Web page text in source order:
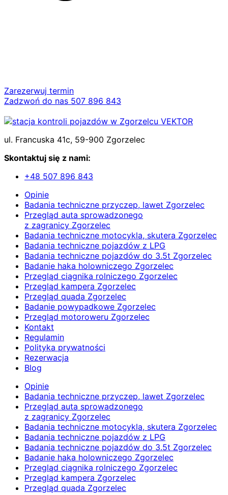
Zarezerwuj termin
Zadzwoń do nas 507 896 843
ul. Francuska 41c, 59-900 Zgorzelec
Skontaktuj się z nami:
+48 507 896 843
Opinie
Badania techniczne przyczep, lawet Zgorzelec
Przegląd auta sprowadzonego
z zagranicy Zgorzelec
Badania techniczne motocykla, skutera Zgorzelec
Badania techniczne pojazdów z LPG
Badania techniczne pojazdów do 3.5t Zgorzelec
Badanie haka holowniczego Zgorzelec
Przegląd ciągnika rolniczego Zgorzelec
Przegląd kampera Zgorzelec
Przegląd quada Zgorzelec
Badanie powypadkowe Zgorzelec
Przegląd motoroweru Zgorzelec
Kontakt
Regulamin
Polityka prywatności
Rezerwacja
Blog
Opinie
Badania techniczne przyczep, lawet Zgorzelec
Przegląd auta sprowadzonego
z zagranicy Zgorzelec
Badania techniczne motocykla, skutera Zgorzelec
Badania techniczne pojazdów z LPG
Badania techniczne pojazdów do 3.5t Zgorzelec
Badanie haka holowniczego Zgorzelec
Przegląd ciągnika rolniczego Zgorzelec
Przegląd kampera Zgorzelec
Przegląd quada Zgorzelec